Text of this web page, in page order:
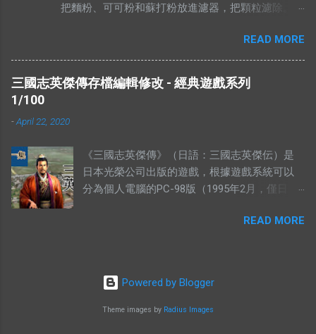
供應，卻無高價。如果是這樣解釋的話，就不
需求高過供應，或者供應低過需求。從經濟學
的角度去看，貨物在供應充足的情況下，價格
是不應該上揚的。（獨特的馬來西亞經常會有
例子是：一個地方的二手屋很好大家都想買，
可是住在那的人都不想賣。你有見過搶手的貨
物，沒有供應的嗎？ 2012年9月，侯志強（上水
鄉委會主席，北區區議員）曾說過一句話：“你
畀夠錢我，祠堂都可以畀咗你。”身為華人，我
為“有價無市”和“有市無價”這兩句成語，應該這
兩句成語中的“價”應該是價錢，也就是人們口中
把麵粉、可可粉和蘇打粉放進濾器，把顆粒濾除。
（Walnut），攪拌均勻，放在一旁待用。 在另外一
個盤裡，放入菜油、白糖、黃糖和鹽。 用攪拌器把
材料攪拌均勻。攪拌的時候要注意，攪拌器一定要順
時鐘旋轉。 加入香精，繼續攪拌。 加入雞蛋，繼續
前的面紛混合物。 攪拌五分鐘，或者直到麵糰有一
烤箱裡烤。時間的長短，需要視餅乾的大小的定。像
一下的大小，時間需要比較長。 像下面這個形狀，
需要的時間比較短。 這個就是完成品，希望妳們會
喜歡。 由於這個曲奇的食譜是商業機密（我母親每
年都有做來賣），所以我不方便在這裡公開。有興趣
上這些我親手製作的禮物給妳。唯有送上我最真誠的
Cookies進階版
READ MORE
三國志英傑傳存檔編輯修改 - 經典遊戲系列
1/100
-April 22, 2020
《三國志英傑傳》（日語：三國志英傑伝）是
日本光榮公司出版的遊戲，根據遊戲系統可以
分為個人電腦的PC-98版（1995年2月，僅日
SFC版、PS版、SS版、及隨後的GBA版兩類。
MSAVE4.R3S。 存檔可以用Hex Editor編輯。
Hex Editor可以在這裡下載。
https://portableapps.com/apps/development/fr
READ MORE
Powered by Blogger
Theme images by Radius Images